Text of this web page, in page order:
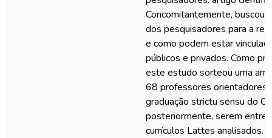
Concomitantemente,
dos pesquisadores para a
e como podem estar
públicos e privados. Como
este estudo sorteou uma
68 professores orientadores
graduação strictu sensu do
posteriormente, serem
currículos Lattes analisados.